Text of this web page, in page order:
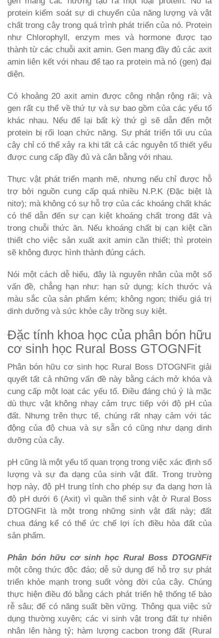
protein kiểm soát sự di chuyển của năng lượng và vật
chất trong cây trong quá trình phát triển của nó. Protein
như Chlorophyll, enzym mes và hormone được tạo
thành từ các chuỗi axit amin. Gen mang đầy đủ các axit
amin liên kết với nhau để tạo ra protein mà nó (gen) đại
diện.
Có khoảng 20 axit amin được công nhận rộng rãi; và
gen rất cụ thể về thứ tự và sự bao gồm của các yếu tố
khác nhau. Nếu để lại bất kỳ thứ gì sẽ dẫn đến một
protein bị rối loạn chức năng. Sự phát triển tối ưu của
cây chỉ có thể xảy ra khi tất cả các nguyên tố thiết yếu
được cung cấp đầy đủ và cân bằng với nhau.
Thực vật phát triển mạnh mẽ, nhưng nếu chỉ được hỗ
trợ bởi nguồn cung cấp quá nhiều N.P.K (Đặc biệt là
nitơ); mà không có sự hỗ trợ của các khoáng chất khác
có thể dẫn đến sự cạn kiệt khoáng chất trong đất và
trong chuỗi thức ăn. Nếu khoáng chất bị cạn kiệt cần
thiết cho việc sản xuất axit amin cần thiết; thì protein
sẽ không được hình thành đúng cách.
Nói một cách dễ hiểu, đây là nguyên nhân của một số
vấn đề, chẳng hạn như: hạn sử dụng; kích thước và
màu sắc của sản phẩm kém; không ngon; thiếu giá trị
dinh dưỡng và sức khỏe cây trồng suy kiệt.
Đặc tính khoa học của phân bón hữu
cơ sinh học Rural Boss GTOGNFit
Phân bón hữu cơ sinh học Rural Boss DTOGNFit giải
quyết tất cả những vấn đề này bằng cách mở khóa và
cung cấp một loạt các yếu tố. Điều đáng chú ý là mặc
dù thực vật không nhạy cảm trực tiếp với độ pH của
đất. Nhưng trên thực tế, chúng rất nhạy cảm với tác
động của độ chua và sự sẵn có cũng như dạng dinh
dưỡng của cây.
pH cũng là một yếu tố quan trọng trong việc xác định số
lượng và sự đa dạng của sinh vật đất. Trong trường
hợp này, độ pH trung tính cho phép sự đa dạng hơn là
độ pH dưới 6 (Axit) vì quần thể sinh vật ở Rural Boss
DTOGNFit là một trong những sinh vật đất này; đất
chua đáng kể có thể ức chế lợi ích điều hòa đất của
sản phẩm.
Phân bón hữu cơ sinh học Rural Boss DTOGNFit
một công thức độc đáo; dễ sử dụng để hỗ trợ sự phát
triển khỏe mạnh trong suốt vòng đời của cây. Chúng
thực hiện điều đó bằng cách phát triển hệ thống tế bào
rễ sâu; để có năng suất bền vững. Thông qua việc sử
dụng thường xuyên; các vi sinh vật trong đất tự nhiên
nhân lên hàng tỷ; hàm lượng cacbon trong đất (Rural